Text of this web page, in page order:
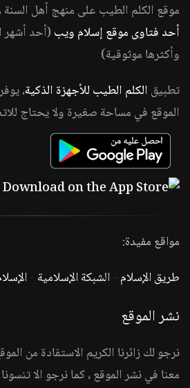
موقع الكلم الطيب على منهج أهل السنة
أحد فتاوى موقع إسلام ويب (أحد أشهر
وأكثرها موثوقية)
تطبيق الكلم الطيب للأجهزة الذكية،
الموقع في مساحة صغيرة ولا يحتاج
مواقع مفيدة:
طريق الإسلام -الشبكة الإسلامية -
نشر الموقع
نرجو لك زائرنا الكريم الاستفادة من
معنا في نشر الموقع ، كما نرجو الا